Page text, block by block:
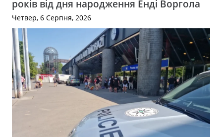
років від дня народження Енді Воргола
Четвер, 6 Серпня, 2026